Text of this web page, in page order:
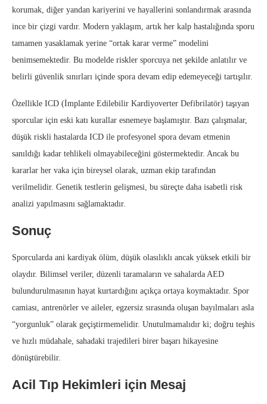
korumak, diğer yandan kariyerini ve hayallerini sonlandırmak arasında
ince bir çizgi vardır. Modern yaklaşım, artık her kalp hastalığında sporu
tamamen yasaklamak yerine “ortak karar verme” modelini
benimsemektedir. Bu modelde riskler sporcuya net şekilde anlatılır ve
belirli güvenlik sınırları içinde spora devam edip edemeyeceği tartışılır.
Özellikle ICD (İmplante Edilebilir Kardiyoverter Defibrilatör) taşıyan
sporcular için eski katı kurallar esnemeye başlamıştır. Bazı çalışmalar,
düşük riskli hastalarda ICD ile profesyonel spora devam etmenin
sanıldığı kadar tehlikeli olmayabileceğini göstermektedir. Ancak bu
kararlar her vaka için bireysel olarak, uzman ekip tarafından
verilmelidir. Genetik testlerin gelişmesi, bu süreçte daha isabetli risk
analizi yapılmasını sağlamaktadır.
Sonuç
Sporcularda ani kardiyak ölüm, düşük olasılıklı ancak yüksek etkili bir
olaydır. Bilimsel veriler, düzenli taramaların ve sahalarda AED
bulundurulmasının hayat kurtardığını açıkça ortaya koymaktadır. Spor
camiası, antrenörler ve aileler, egzersiz sırasında oluşan bayılmaları asla
“yorgunluk” olarak geçiştirmemelidir. Unutulmamalıdır ki; doğru teşhis
ve hızlı müdahale, sahadaki trajedileri birer başarı hikayesine
dönüştürebilir.
Acil Tıp Hekimleri için Mesaj